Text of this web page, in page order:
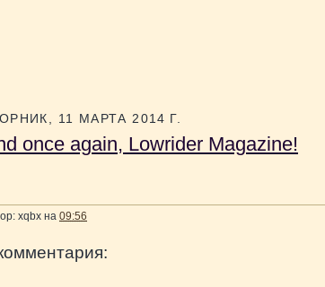
11 МАРТА 2014 Г.
once again, Lowrider Magazine!
xqbx на 09:56